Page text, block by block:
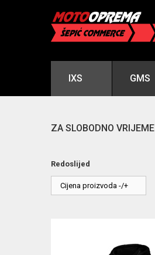
IXS GMS
ZA SLOBODNO VRIJEME
Redoslijed
Cijena proizvoda -/+